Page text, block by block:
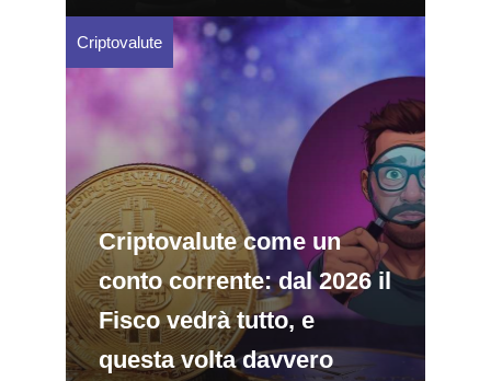
Criptovalute
Criptovalute come un
conto corrente: dal 2026 il
Fisco vedrà tutto, e
questa volta davvero